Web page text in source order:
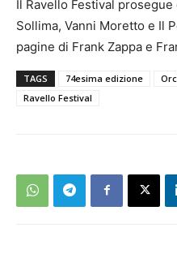
Il Ravello Festival
Sollima, Vanni Moretto e Il
pagine di Frank Zappa e
TAGS 74esima edizione
Ravello Festival